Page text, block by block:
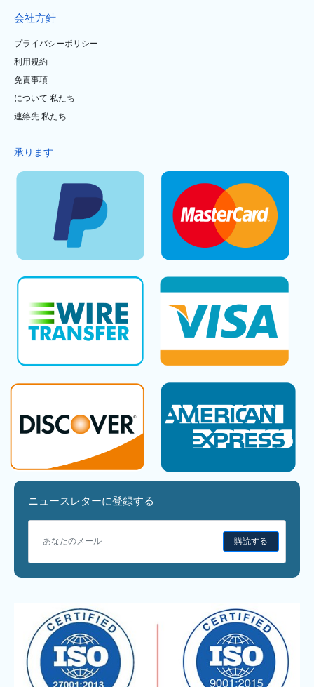
会社方針
プライバシーポリシー
利用規約
免責事項
について 私たち
連絡先 私たち
承ります
ニュースレターに登録する
購読する